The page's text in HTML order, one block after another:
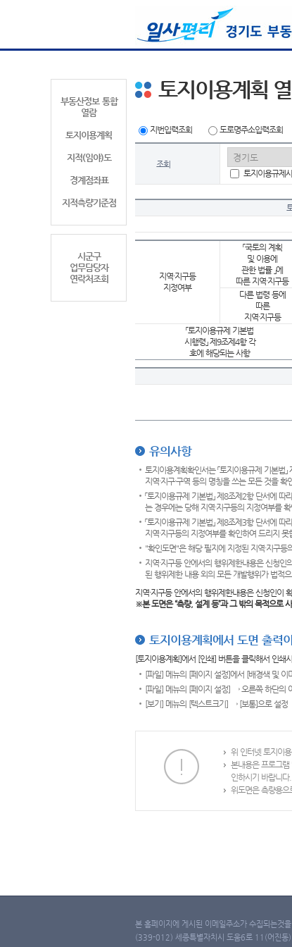
부동산정보 통합
열람
토지이용계획
지적(임야)도
경계점좌표
지적측량기준점
시군구
업무담당자
연락처조회
토지이용계획
지번입력조회 도로명주소입력조회
조회
토지이용규제
지역·지구등
지정여부
「국토의 계획
및 이용에
관한 법률 」에
따른 지역·지구등
다른 법령 등에
따른
지역·지구등
「토지이용규제 기본법
시행령」 제9조제4항 각
호에 해당되는 사항
유의사항
토지이용계획확인서는 「토지이용규제 기본법
지역·지구·구역 등의 명칭을 쓰는 모든 것을 확
「토지이용규제 기본법」 제8조제2항 단서에
는 경우에는 당해 지역·지구등의 지정여부를
「토지이용규제 기본법」 제8조제3항 단서에
지역·지구등의 지정여부를 확인하여 드리지 못
"확인도면"은 해당 필지에 지정된 지역·지구
지역·지구등 안에서의 행위제한내용은 신청
된 행위제한 내용 외의 모든 개발행위가 법적
지역·지구등 안에서의 행위제한내용은 신청인이
※본 도면은“측량, 설계 등”과 그 밖의 목적으로
토지이용계획에서 도면 출력
[토지이용계획]에서 [인쇄] 버튼을 클릭해서 인쇄
[파일] 메뉴의 [페이지 설정]에서 [배경색 및 이
[파일] 메뉴의 [페이지 설정] → 오른쪽 하단의
[보기] 메뉴의 [텍스트크기] → [보통]으로 설정
위 인터넷 토지이
본내용은 프로그
인하시기 바랍니다.
위도면은 측량용으
본 홈페이지에 게시된 이메일주소가 수집되는것
(339-012) 세종특별자치시 도움6로 11(어진